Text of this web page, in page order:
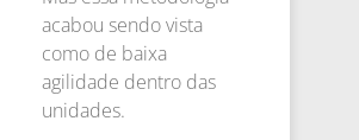
acabou sendo vista
como de baixa
agilidade dentro das
unidades.